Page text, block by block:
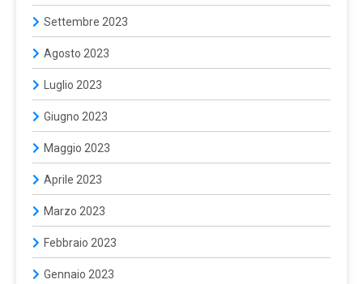
Settembre 2023
Agosto 2023
Luglio 2023
Giugno 2023
Maggio 2023
Aprile 2023
Marzo 2023
Febbraio 2023
Gennaio 2023